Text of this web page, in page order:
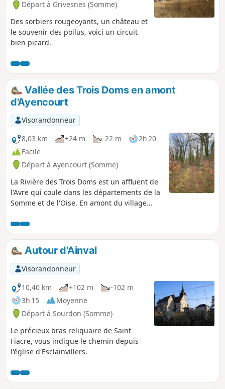
Départ à Grivesnes (Somme)
Des sorbiers rougeoyants, un château et
le souvenir des poilus, voici un circuit
bien picard.
Vallée des Trois Doms en amont
d'Ayencourt
Visorandonneur
8,03 km
+24 m -22 m
2h 20
Facile
Départ à Ayencourt (Somme)
La Rivière des Trois Doms est un affluent de
l'Avre qui coule dans les départements de la
Somme et de l'Oise. En amont du village
boisée. Parcourir cette vallée permet
d’effectuer une randonnée particulièrement
bucolique, essentiellement dans une
ripisylve.
Autour d'Ainval
Visorandonneur
10,40 km
+102 m
-102 m
3h 15
Moyenne
Départ à Sourdon (Somme)
Le précieux bras reliquaire de Saint-
Fiacre, vous indique le chemin depuis
l'église d'Esclainvillers.